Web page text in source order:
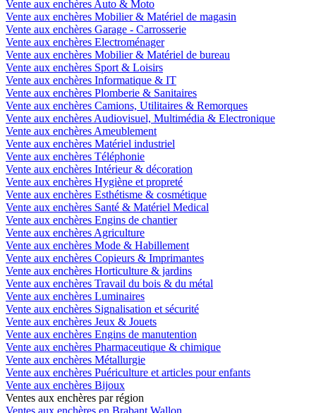
Vente aux enchères Auto & Moto
Vente aux enchères Mobilier & Matériel de magasin
Vente aux enchères Garage - Carrosserie
Vente aux enchères Electroménager
Vente aux enchères Mobilier & Matériel de bureau
Vente aux enchères Sport & Loisirs
Vente aux enchères Informatique & IT
Vente aux enchères Plomberie & Sanitaires
Vente aux enchères Camions, Utilitaires & Remorques
Vente aux enchères Audiovisuel, Multimédia & Electronique
Vente aux enchères Ameublement
Vente aux enchères Matériel industriel
Vente aux enchères Téléphonie
Vente aux enchères Intérieur & décoration
Vente aux enchères Hygiène et propreté
Vente aux enchères Esthétisme & cosmétique
Vente aux enchères Santé & Matériel Medical
Vente aux enchères Engins de chantier
Vente aux enchères Agriculture
Vente aux enchères Mode & Habillement
Vente aux enchères Copieurs & Imprimantes
Vente aux enchères Horticulture & jardins
Vente aux enchères Travail du bois & du métal
Vente aux enchères Luminaires
Vente aux enchères Signalisation et sécurité
Vente aux enchères Jeux & Jouets
Vente aux enchères Engins de manutention
Vente aux enchères Pharmaceutique & chimique
Vente aux enchères Métallurgie
Vente aux enchères Puériculture et articles pour enfants
Vente aux enchères Bijoux
Ventes aux enchères par région
Ventes aux enchères en Brabant Wallon